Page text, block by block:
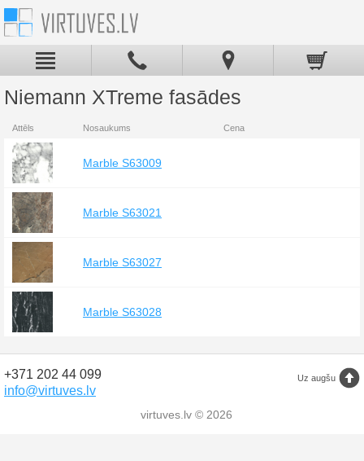
Niemann XTreme fasādes
Attēls Nosaukums Cena
Marble S63009
Marble S63021
Marble S63027
Marble S63028
Uz augšu
+371 202 44 099
info@virtuves.lv
virtuves.lv © 2026